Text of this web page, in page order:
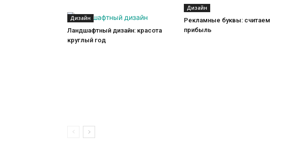
Дизайн
Ландшафтный дизайн: красота
круглый год
Дизайн
Рекламные буквы: считаем
прибыль